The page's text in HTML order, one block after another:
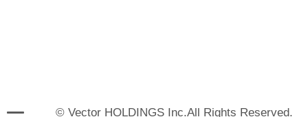
© Vector HOLDINGS Inc.All Rights Reserved.